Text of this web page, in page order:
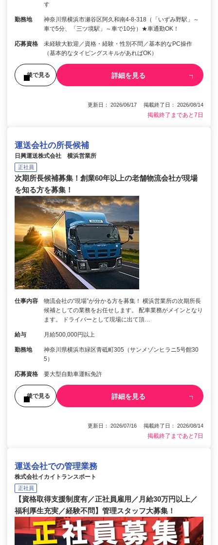
す
勤務地
神奈川県横浜市瀬谷区阿久和南4-8-318（「いずみ野駅」～
車で5分、「三ツ境駅」～車で10分）★車通勤OK！
応募資格
未経験大歓迎／資格・経験・性別不問／基本的なPC操作
（基本的なタイピングスキルがあればOK）
後で見る 詳細を見る
更新日： 2026/06/17 掲載終了日： 2026/08/14
掲載終了まであと7日
運送会社の所長候補
日興運送株式会社 横浜営業所
正社員
次期所長候補募集！創業60年以上の老舗物流会社が現場
を知る方を募集！
仕事内容
物流会社の“現場”が分かる方を募集！ 横浜営業所の次期所長
候補としての業務をお任せします。 配車業務がメインとなり
ます。 ドライバーとして現場に出て頂…
給与 月給500,000円以上
勤務地
神奈川県横浜市緑区青砥町305（サンメゾンヒラニ5号館30
5）
応募資格 要大型自動車運転免許
後で見る 詳細を見る
更新日： 2026/07/16 掲載終了日： 2026/08/14
掲載終了まであと7日
運送会社での管理業務
株式会社イカイトランスポート
正社員
【資格取得支援制度有／正社員雇用／月給30万円以上／
福利厚生充実／経験不問】管理スタッフ大募集！